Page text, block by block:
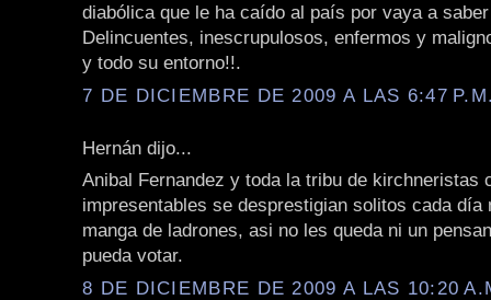
diabólica que le ha caído al país por vaya a
Delincuentes, inescrupulosos, enfermos y
y todo su entorno!!.
7 DE DICIEMBRE DE 2009 A LAS 6:47
Hernán dijo...
Anibal Fernandez y toda la tribu de kirchneristas
impresentables se desprestigian solitos cada día
manga de ladrones, asi no les queda ni un
pueda votar.
8 DE DICIEMBRE DE 2009 A LAS 10:20